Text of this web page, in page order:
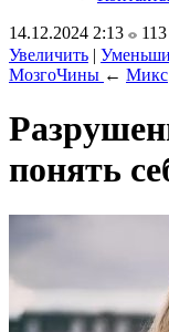
14.12.2024 2:13
113
Увеличить |
МозгоЧины ← Микс
понять